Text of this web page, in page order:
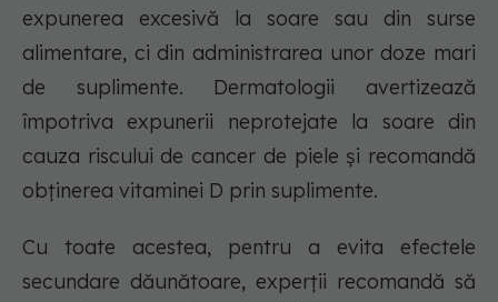
expunerea excesivă la soare sau din surse
alimentare, ci din administrarea unor doze mari
de suplimente. Dermatologii avertizează
împotriva expunerii neprotejate la soare din
cauza riscului de cancer de piele și recomandă
obținerea vitaminei D prin suplimente.
Cu toate acestea, pentru a evita efectele
secundare dăunătoare, experții recomandă să